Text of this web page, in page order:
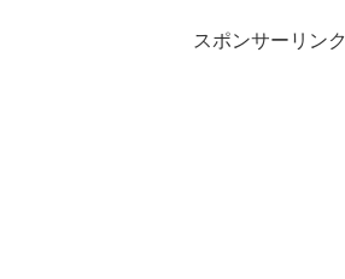
スポンサーリンク